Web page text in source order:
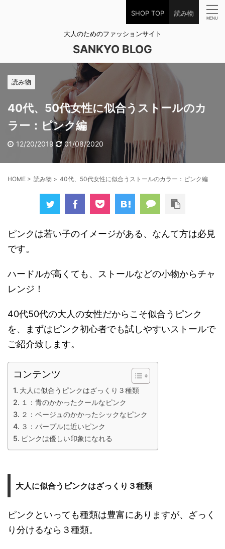
SHOP TOP 読み物
大人のためのファッションサイト
SANKYO BLOG
読み物
40代、50代女性に似合うストールのカ
ラー：ピンク編
12/20/2019 01/08/2020
HOME > 読み物 > 40代、50代女性に似合うストールのカラー：ピンク編
ピンクは若い子のイメージがある、なんて方は必見
です。
ハードルが高くても、ストールなどの小物からチャ
レンジ！
40代50代の大人の女性だからこそ似合うピンク
を、まずはピンク初心者でも試しやすいストールで
ご紹介致します。
コンテンツ
大人に似合うピンクはざっくり３種類
１：青のかかったクールなピンク
２：ベージュのかかったシックなピンク
３：パープルに近いピンク
ピンクは優しい印象になれる
大人に似合うピンクはざっくり３種類
ピンクといっても種類は豊富にありますが、ざっく
り分けるなら３種類。